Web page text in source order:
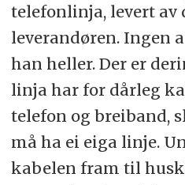
telefonlinja, levert av
leverandøren. Ingen
han heller. Der er
linja har for dårleg
telefon og breiband,
må ha ei eiga linje.
kabelen fram til